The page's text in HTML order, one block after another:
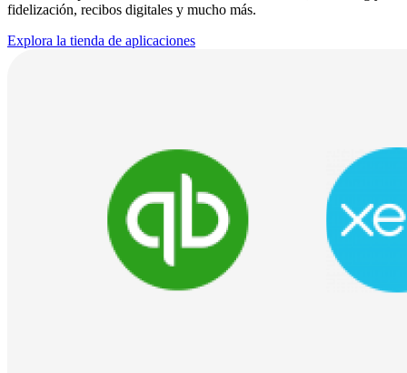
fidelización, recibos digitales y mucho más.
Explora la tienda de aplicaciones